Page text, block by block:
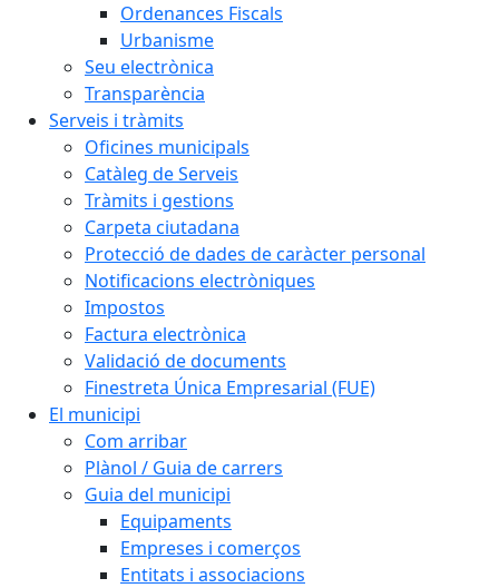
Ordenances Fiscals
Urbanisme
Seu electrònica
Transparència
Serveis i tràmits
Oficines municipals
Catàleg de Serveis
Tràmits i gestions
Carpeta ciutadana
Protecció de dades de caràcter personal
Notificacions electròniques
Impostos
Factura electrònica
Validació de documents
Finestreta Única Empresarial (FUE)
El municipi
Com arribar
Plànol / Guia de carrers
Guia del municipi
Equipaments
Empreses i comerços
Entitats i associacions